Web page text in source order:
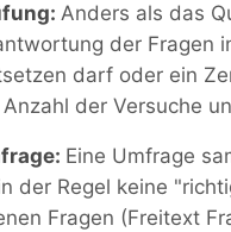
Anders als das
der Fragen
darf oder ein
der Versuche
Eine Umfrage
der Regel keine
Fragen (Freitext